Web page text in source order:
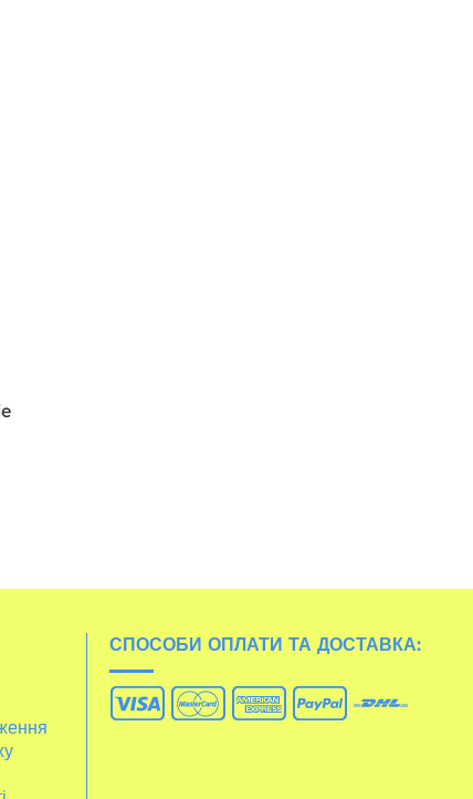
СПОСОБИ ОПЛАТИ ТА ДОСТАВКА: